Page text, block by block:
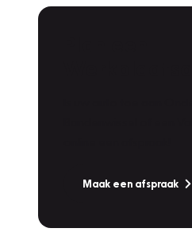
Maak een afspraak